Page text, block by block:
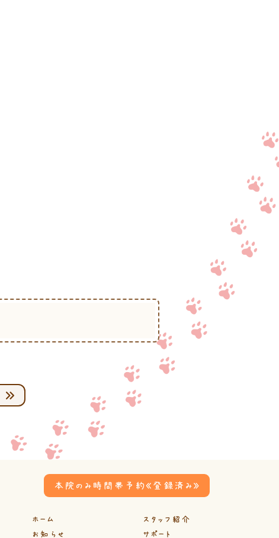
本院のみ時間帯予約《登録済み》
ホーム
お知らせ
スタッフ紹介
サポート